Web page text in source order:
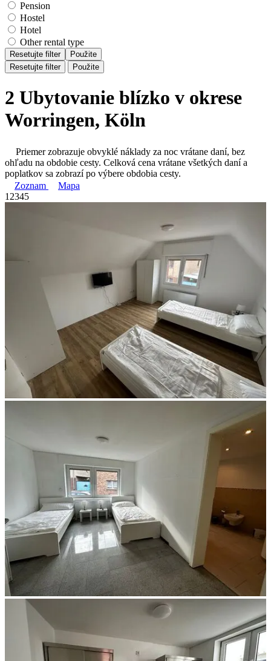
Pension
Hostel
Hotel
Other rental type
Resetujte filter
Použite
Resetujte filter
Použite
2 Ubytovanie blízko v okrese
Worringen, Köln
Priemer zobrazuje obvyklé náklady za noc vrátane daní, bez
ohľadu na obdobie cesty. Celková cena vrátane všetkých daní a
poplatkov sa zobrazí po výbere obdobia cesty.
Zoznam
Mapa
1 2345